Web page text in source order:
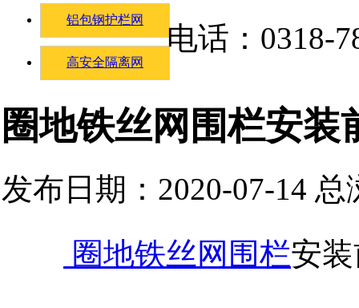
铝包钢护栏网
高安全隔离网
圈地铁丝网围栏安装
发布日期：2020-07-14 总
圈地铁丝网围栏安
电话：0318-